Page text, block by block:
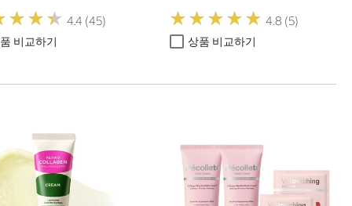
★★★
★★★ 4.4 (45)
비교하기
★★★★★
★★★★★ 4.8 (5)
상품 비교하기